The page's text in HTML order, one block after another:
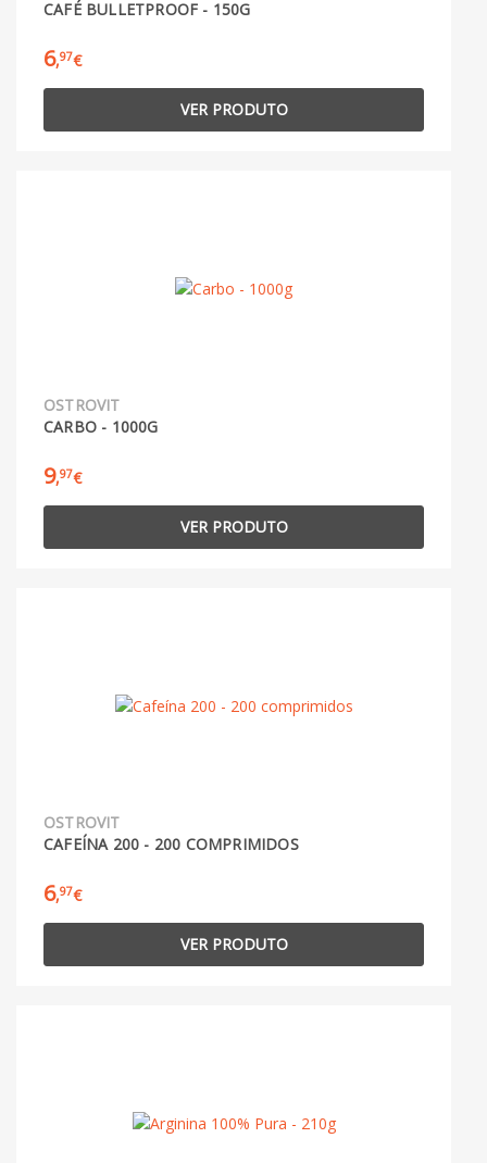
CAFÉ BULLETPROOF - 150G
6,97€
VER PRODUTO
OSTROVIT
CARBO - 1000G
9,97€
VER PRODUTO
OSTROVIT
CAFEÍNA 200 - 200 COMPRIMIDOS
6,97€
VER PRODUTO